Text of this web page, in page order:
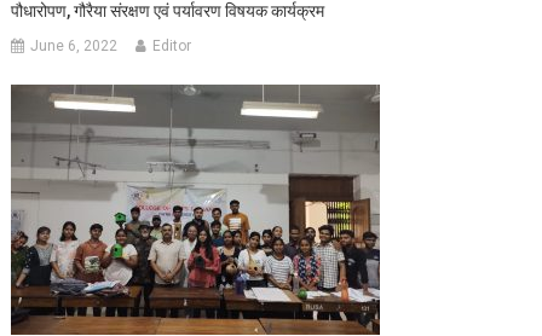
पौधारोपण, गौरैया संरक्षण एवं पर्यावरण विषयक कार्यक्रम
June 6, 2022 Editor